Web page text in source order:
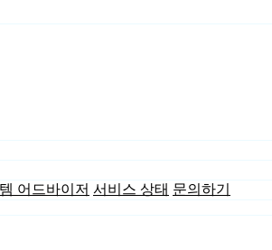
어드바이저 서비스 상태 문의하기